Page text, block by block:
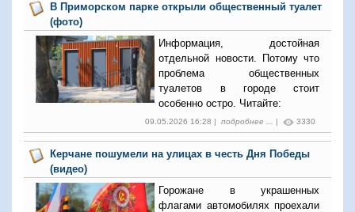
В Приморском парке открыли общественный туалет
(фото)
Информация, достойная
отдельной новости. Потому что
проблема общественных
туалетов в городе стоит
особенно остро. Читайте:
09.05.2026 16:28 | подробнее ... | 3330
Керчане пошумели на улицах в честь Дня Победы
(видео)
Горожане в украшенных
флагами автомобилях проехали